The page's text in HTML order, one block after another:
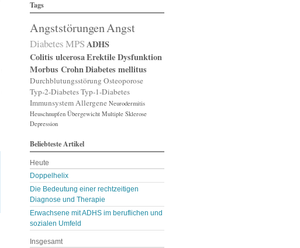
Allergischer Schnupfen
Alzheimer
Amputation
Angst
Angststörung
Angststörungen
App
Arterienverengung
Arteriosklerose
Arthritis
Arthrose
Arzneimittelunverträg …
Augenerkrankungen
Autismus
Bakterien
Bakterienansiedlung
Ballast-Stoffe
Bauchschmerzen
Biomarker
Blähungen
Blasen- oder Lungenent …
Blasenschwäche
Blutdruck
Tags
AngststörungenAngst
DiabetesMPSADHS
Colitis ulcerosaErektile Dysfunktion
Morbus CrohnDiabetes mellitus
Durchblutungsstörung Osteoporose
Typ-2-DiabetesTyp-1-Diabetes
ImmunsystemAllergene Neurodermitis
Heuschnupfen Übergewicht Multiple Sklerose
Depression
Beliebteste Artikel
Heute
Doppelhelix
Die Bedeutung einer rechtzeitigen
Diagnose und Therapie
Erwachsene mit ADHS im beruflichen und
sozialen Umfeld
Insgesamt